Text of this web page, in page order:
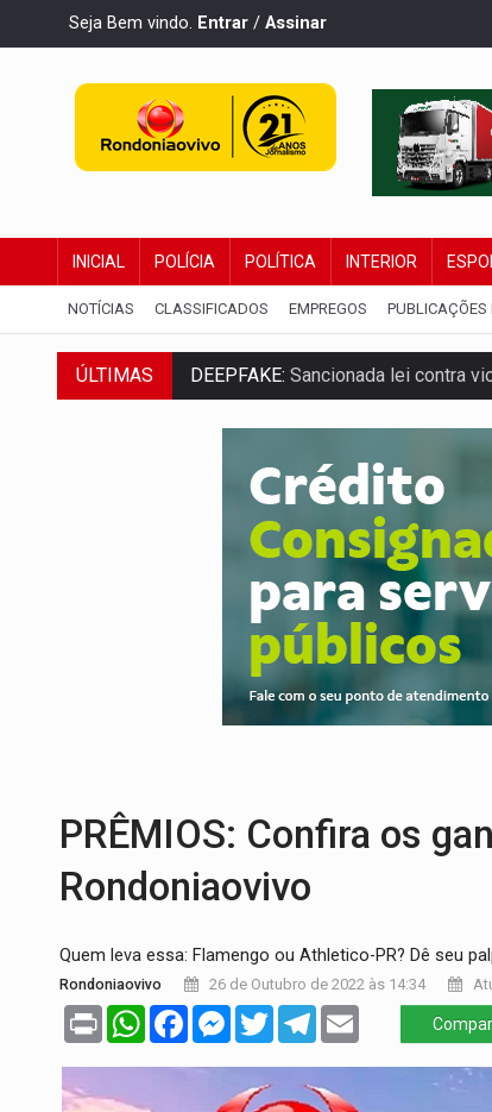
Seja Bem vindo. Entrar / Assinar
INICIAL POLÍCIA POLÍTICA INTERIOR
NOTÍCIAS CLASSIFICADOS EMPREGOS PUBLICAÇÕES
ÚLTIMAS
DEEPFAKE:Sancionada lei contra
COLEGIADO:Brasil e Rússia
Colisão entre caminhão
ENCONTRO: Amazônia Negra
PREVISÃO:Porto Velho tem
SINDICATOS UNIDOS: Assembleia
PROCESSO SELETIVO:
AGOSTO LILÁS: MPRO lança de
REGULARIZAÇÃO:Refis 2026
PRÊMIOS: Confira os
Rondoniaovivo
Quem leva essa: Flamengo ou Athletico-PR? Dê seu
Rondoniaovivo 26 de Outubro de 2022 às 14:34
Print WhatsAppFacebookMessenger
TwitterTelegram